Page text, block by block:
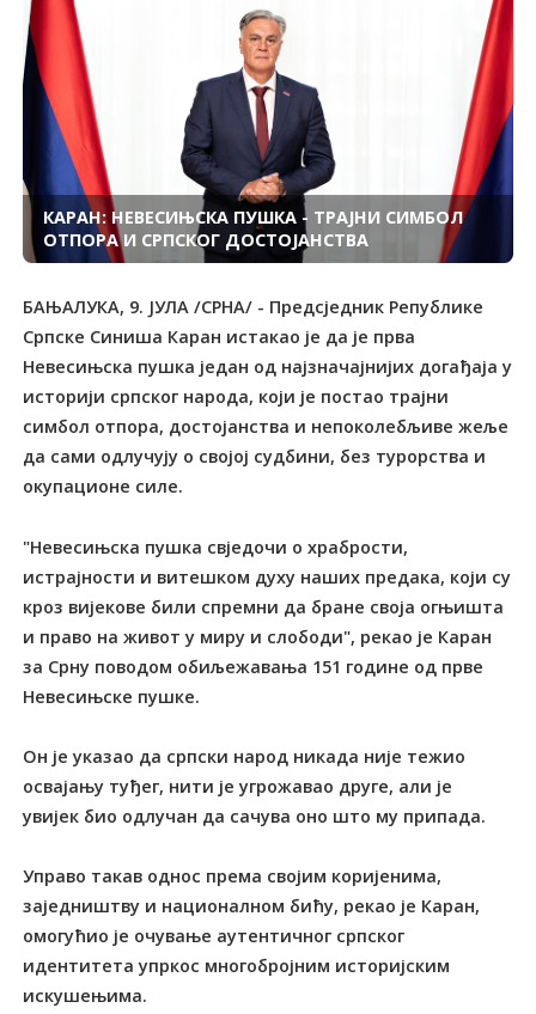
КАРАН: НЕВЕСИЊСКА ПУШКА - ТРАЈНИ СИМБОЛ
ОТПОРА И СРПСКОГ ДОСТОЈАНСТВА
БАЊАЛУКА, 9. ЈУЛА /СРНА/ - Предсједник Републике
Српске Синиша Каран истакао је да је прва
Невесињска пушка један од најзначајнијих догађаја у
историји српског народа, који је постао трајни
симбол отпора, достојанства и непоколебљиве жеље
да сами одлучују о својој судбини, без турорства и
окупационе силе.
"Невесињска пушка свједочи о храбрости,
истрајности и витешком духу наших предака, који су
кроз вијекове били спремни да бране своја огњишта
и право на живот у миру и слободи", рекао је Каран
за Срну поводом обиљежавања 151 године од прве
Невесињске пушке.
Он је указао да српски народ никада није тежио
освајању туђег, нити је угрожавао друге, али је
увијек био одлучан да сачува оно што му припада.
Управо такав однос према својим коријенима,
заједништву и националном бићу, рекао је Каран,
омогућио је очување аутентичног српског
идентитета упркос многобројним историјским
искушењима.